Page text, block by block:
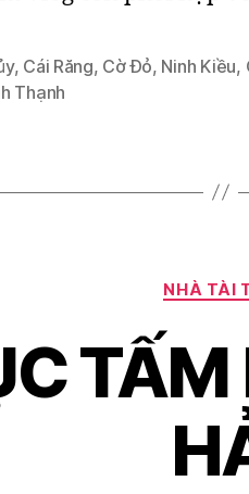
, Cái Răng, Cờ Đỏ, Ninh Kiều,
Thạnh
NHÀ TÀI
TẤM